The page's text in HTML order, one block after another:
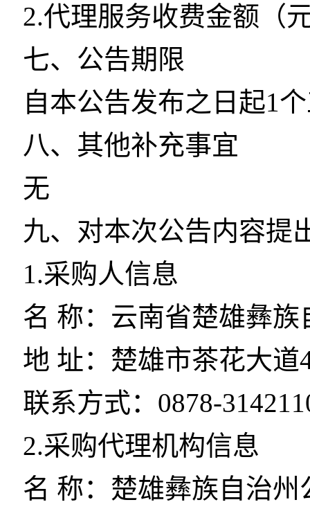
2.代理服务收费金额（
七、公告期限
自本公告发布之日起1
八、其他补充事宜
无
九、对本次公告内容提
1.采购人信息
名 称：云南省楚雄彝族
地 址：楚雄市茶花大道
联系方式：0878-
2.采购代理机构信息
名 称：楚雄彝族自治